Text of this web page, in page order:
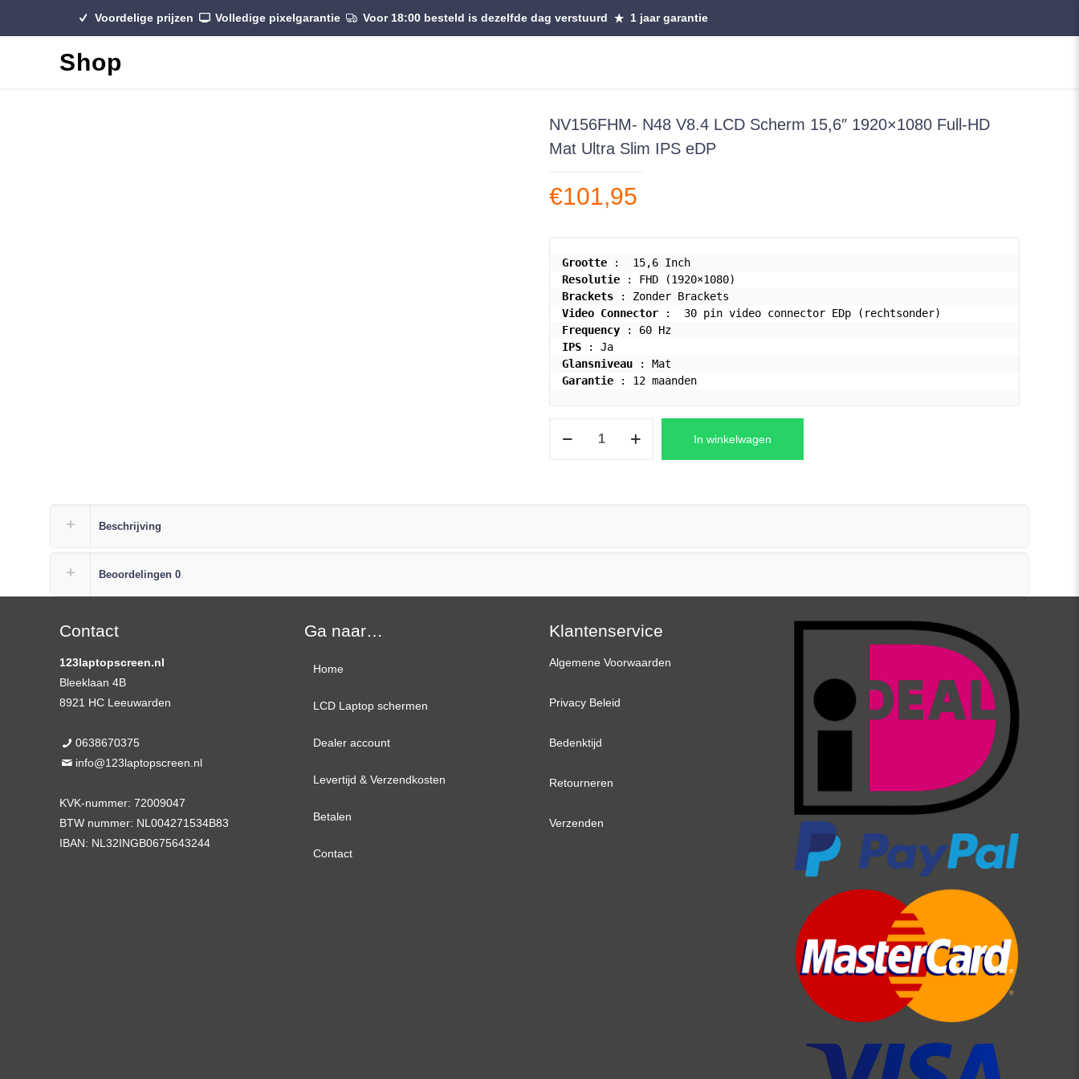
Voordelige prijzen Volledige pixelgarantie Voor 18:00 besteld is dezelfde dag verstuurd 1 jaar garantie
Shop
NV156FHM- N48 V8.4 LCD Scherm 15,6″ 1920×1080 Full-HD
Mat Ultra Slim IPS eDP
€101,95
Grootte
Resolutie
Brackets
Video Connector
Frequency
IPS
Glansniveau
Garantie : 12 maanden
Ultra
IPS
aantal
In winkelwagen
Beschrijving
Beoordelingen 0
Contact
123laptopscreen.nl
Bleeklaan 4B
8921 HC Leeuwarden
0638670375
info@123laptopscreen.nl
KVK-nummer: 72009047
BTW nummer: NL004271534B83
IBAN: NL32INGB0675643244
Ga naar…
Home
LCD Laptop schermen
13,3 inch
14,0 inch
15,6 inch
17,3 inch
Dealer account
Levertijd & Verzendkosten
Betalen
Contact
Klantenservice
Algemene Voorwaarden
Privacy Beleid
Bedenktijd
Retourneren
Verzenden